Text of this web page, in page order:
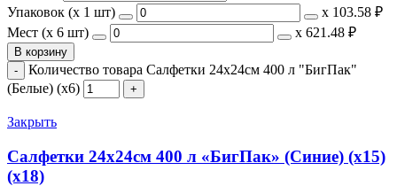
Упаковок (x 1 шт)
х 103.58 ₽
Мест (x 6 шт)
х 621.48 ₽
В корзину
Количество товара Салфетки 24х24см 400 л "БигПак"
(Белые) (х6)
Закрыть
Салфетки 24х24см 400 л «БигПак» (Синие) (х15)
(х18)